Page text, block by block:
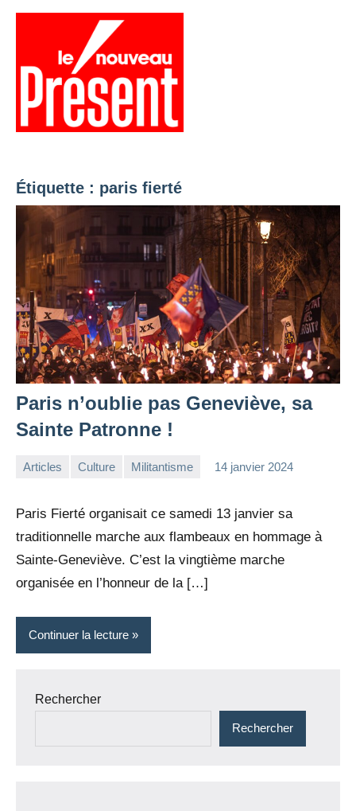
Aller
Étiquette : paris fierté
Paris n’oublie pas Geneviève, sa
Sainte Patronne !
Articles Culture Militantisme 14 janvier 2024
Paris Fierté organisait ce samedi 13 janvier sa
traditionnelle marche aux flambeaux en hommage à
Sainte-Geneviève. C’est la vingtième marche
organisée en l’honneur de la […]
Continuer la lecture
Rechercher
Rechercher